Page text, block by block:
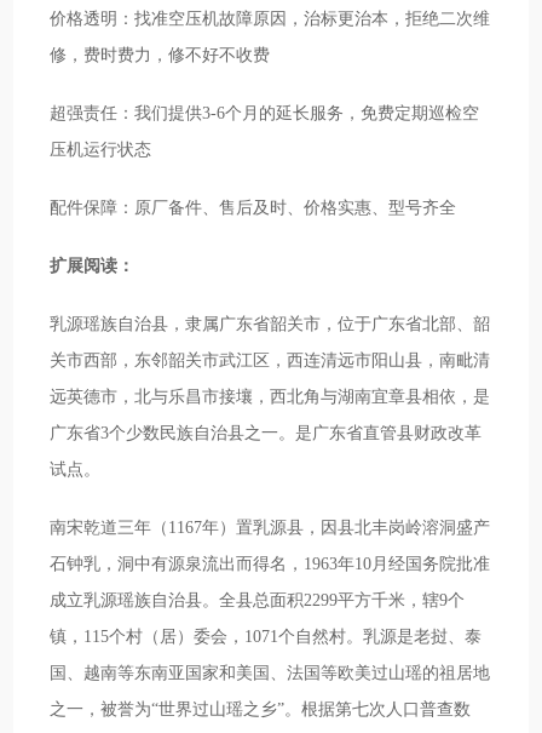
价格透明：找准空压机故障原因，治标更治本，拒绝二次维
修，费时费力，修不好不收费
超强责任：我们提供3-6个月的延长服务，免费定期巡检空
压机运行状态
配件保障：原厂备件、售后及时、价格实惠、型号齐全
扩展阅读：
乳源瑶族自治县，隶属广东省韶关市，位于广东省北部、韶
关市西部，东邻韶关市武江区，西连清远市阳山县，南毗清
远英德市，北与乐昌市接壤，西北角与湖南宜章县相依，是
广东省3个少数民族自治县之一。是广东省直管县财政改革
试点。
南宋乾道三年（1167年）置乳源县，因县北丰岗岭溶洞盛产
石钟乳，洞中有源泉流出而得名，1963年10月经国务院批准
成立乳源瑶族自治县。全县总面积2299平方千米，辖9个
镇，115个村（居）委会，1071个自然村。乳源是老挝、泰
国、越南等东南亚国家和美国、法国等欧美过山瑶的祖居地
之一，被誉为“世界过山瑶之乡”。根据第七次人口普查数